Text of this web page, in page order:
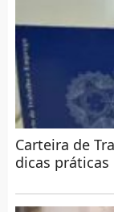
Carteira de
dicas